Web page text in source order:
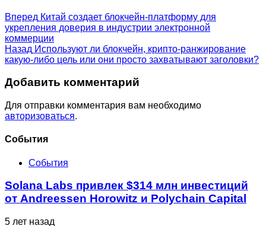
Вперед Китай создает блокчейн-платформу для
укрепления доверия в индустрии электронной
коммерции
Назад Используют ли блокчейн, крипто-ранжирование
какую-либо цель или они просто захватывают заголовки?
Добавить комментарий
Для отправки комментария вам необходимо
авторизоваться.
Cобытия
События
Solana Labs привлек $314 млн инвестиций
от Andreessen Horowitz и Polychain Capital
5 лет назад